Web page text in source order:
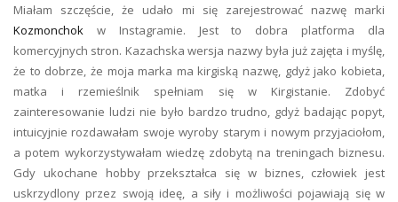
Miałam szczęście, że udało mi się zarejestrować nazwę marki
Kozmonchok w Instagramie. Jest to dobra platforma dla
komercyjnych stron. Kazachska wersja nazwy była już zajęta i myślę,
że to dobrze, że moja marka ma kirgiską nazwę, gdyż jako kobieta,
matka i rzemieślnik spełniam się w Kirgistanie. Zdobyć
zainteresowanie ludzi nie było bardzo trudno, gdyż badając popyt,
intuicyjnie rozdawałam swoje wyroby starym i nowym przyjaciołom,
a potem wykorzystywałam wiedzę zdobytą na treningach biznesu.
Gdy ukochane hobby przekształca się w biznes, człowiek jest
uskrzydlony przez swoją ideę, a siły i możliwości pojawiają się w